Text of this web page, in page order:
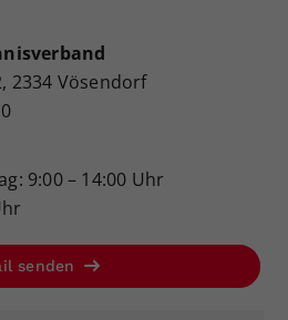
2334 Vösendorf
9:00 – 14:00 Uhr
senden